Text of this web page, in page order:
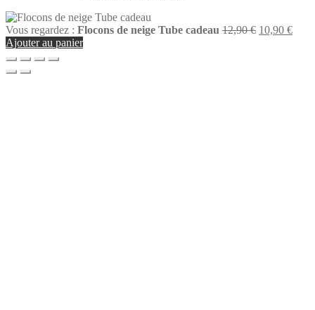
Vous regardez : Flocons de neige Tube cadeau 12,90€ Le
10,90 €Le
Ajouter au panier